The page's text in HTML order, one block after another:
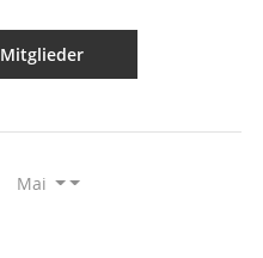
Mitglieder
Mai